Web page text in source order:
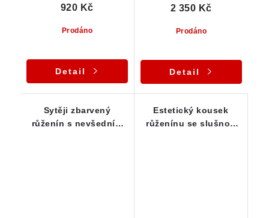
Prodáno
920 Kč
Detail
Prodáno
2 350 Kč
Detail
Sytěji zbarvený
růženín s nevšedním
Estetický kousek
růženínu se slušnou